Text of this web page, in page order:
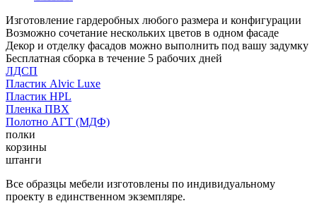
Изготовление гардеробных любого размера и конфигурации
Возможно сочетание нескольких цветов в одном фасаде
Декор и отделку фасадов можно выполнить под вашу задумку
Бесплатная сборка в течение 5 рабочих дней
ЛДСП
Пластик Alvic Luxe
Пластик HPL
Пленка ПВХ
Полотно АГТ (МДФ)
полки
корзины
штанги
Все образцы мебели изготовлены по индивидуальному
проекту в единственном экземпляре.